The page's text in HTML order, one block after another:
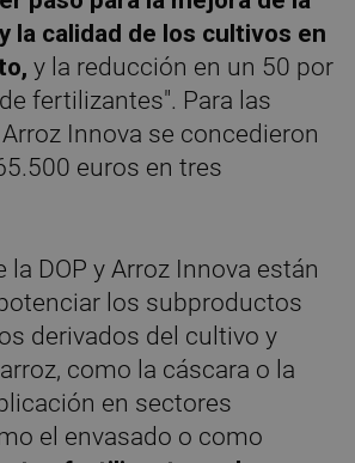
la calidad de los cultivos en
y la reducción en un 50 por
fertilizantes". Para las
Innova se concedieron
euros en tres
la DOP y Arroz Innova están
los subproductos
derivados del cultivo y
como la cáscara o la
en sectores
el envasado o como